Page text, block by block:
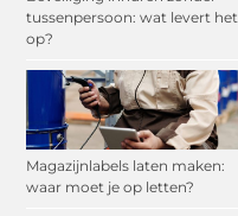
tussenpersoon: wat levert het
op?
Magazijnlabels laten maken:
waar moet je op letten?